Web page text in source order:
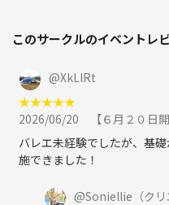
このサークルのイベントレ
@XkLlRt
★★★★★
2026/06/20
【６月２０日開催_初心
バレエ未経験でしたが、基
施できました！
@Soniellie （ク